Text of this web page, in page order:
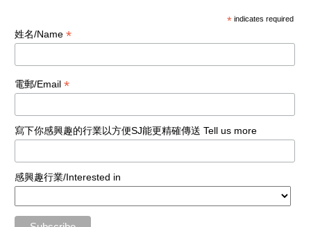
* indicates required
姓名/Name *
電郵/Email *
寫下你感興趣的行業以方便SJ能更精確傳送 Tell us more
感興趣行業/Interested in